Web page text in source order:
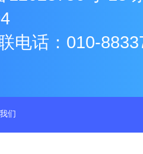
电话：010-
们